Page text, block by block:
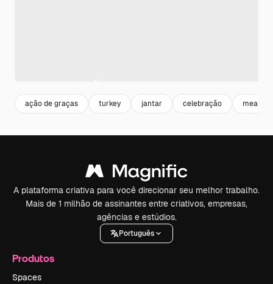
ação de graças turkey jantar celebração meal
A plataforma criativa para você direcionar seu melhor trabalho.
Mais de 1 milhão de assinantes entre criativos, empresas,
agências e estúdios.
Português
Produtos
Spaces